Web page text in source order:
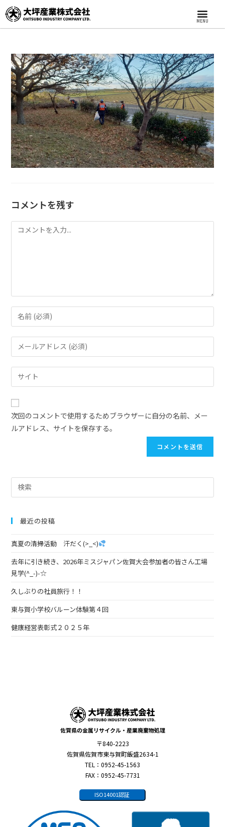
MENU
コメントを残す
次回のコメントで使用するためブラウザーに自分の名前、メー
ルアドレス、サイトを保存する。
最近の投稿
真夏の清掃活動 汗だく(>_<)
去年に引き続き、2026年ミスジャパン佐賀大会参加者の皆さん工場
見学(^_-)-☆
久しぶりの社員旅行！！
東与賀小学校バルーン体験第４回
健康経営表彰式２０２５年
佐賀県の金属リサイクル・産業廃棄物処理
〒840-2223
佐賀県佐賀市東与賀町飯盛2634-1
TEL：0952-45-1563
FAX：0952-45-7731
ISO14001認証